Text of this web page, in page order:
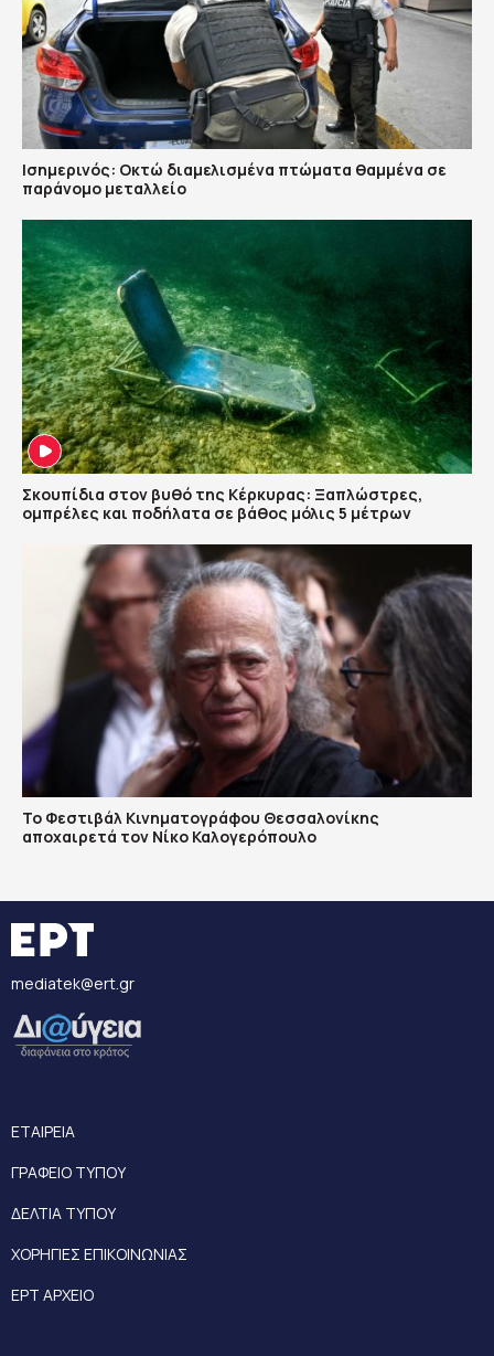
Ισημερινός: Οκτώ διαμελισμένα πτώματα θαμμένα σε
παράνομο μεταλλείο
Σκουπίδια στον βυθό της Κέρκυρας: Ξαπλώστρες,
ομπρέλες και ποδήλατα σε βάθος μόλις 5 μέτρων
Το Φεστιβάλ Κινηματογράφου Θεσσαλονίκης
αποχαιρετά τον Νίκο Καλογερόπουλο
mediatek@ert.gr
ΕΤΑΙΡΕΙΑ
ΓΡΑΦΕΙΟ ΤΥΠΟΥ
ΔΕΛΤΙΑ ΤΥΠΟΥ
ΧΟΡΗΓΙΕΣ ΕΠΙΚΟΙΝΩΝΙΑΣ
ΕΡΤ ΑΡΧΕΙΟ